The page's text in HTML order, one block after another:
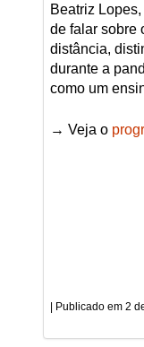
Beatriz
de falar sobre
distância,
durante a
como um
→ Veja o
2